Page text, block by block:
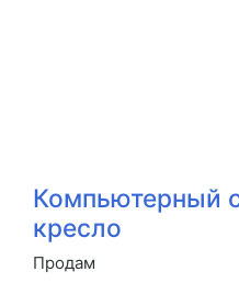
Компьютерный
кресло
Продам